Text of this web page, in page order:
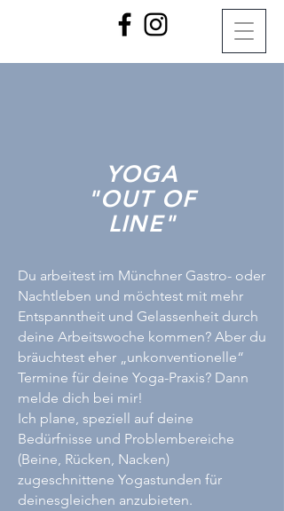
YOGA
"OUT OF
LINE"
Du arbeitest im Münchner Gastro- oder
Nachtleben und möchtest mit mehr
Entspanntheit und Gelassenheit durch
deine Arbeitswoche kommen? Aber du
bräuchtest eher „unkonventionelle“
Termine für deine Yoga-Praxis? Dann
melde dich bei mir!
Ich plane, speziell auf deine
Bedürfnisse und Problembereiche
(Beine, Rücken, Nacken)
zugeschnittene Yogastunden für
deinesgleichen anzubieten.